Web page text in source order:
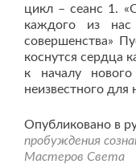
цикл – сеанс 1.
каждого из нас
совершенства»
коснутся сердца
к началу
неизвестного
Опубликовано в
пробуждения
Мастеров Света